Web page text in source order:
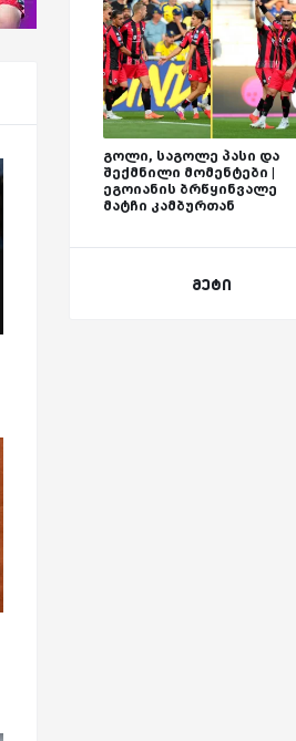
გოლი, საგოლე პასი და
შექმნილი მომენტები |
ეგოიანის ბრწყინვალე
მატჩი კამბურთან
მეტი